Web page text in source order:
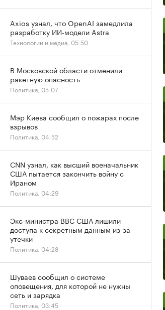
Axios узнал, что OpenAI замедлила
разработку ИИ-модели Astra
Технологии и медиа, 05:50
В Московской области отменили
ракетную опасность
Политика, 05:07
Мэр Киева сообщил о пожарах после
взрывов
Политика, 04:52
CNN узнал, как высший военачальник
США пытается закончить войну с
Ираном
Политика, 04:29
Экс-министра ВВС США лишили
доступа к секретным данным из-за
утечки
Политика, 04:28
Шуваев сообщил о системе
оповещения, для которой не нужны
сеть и зарядка
Политика, 03:45